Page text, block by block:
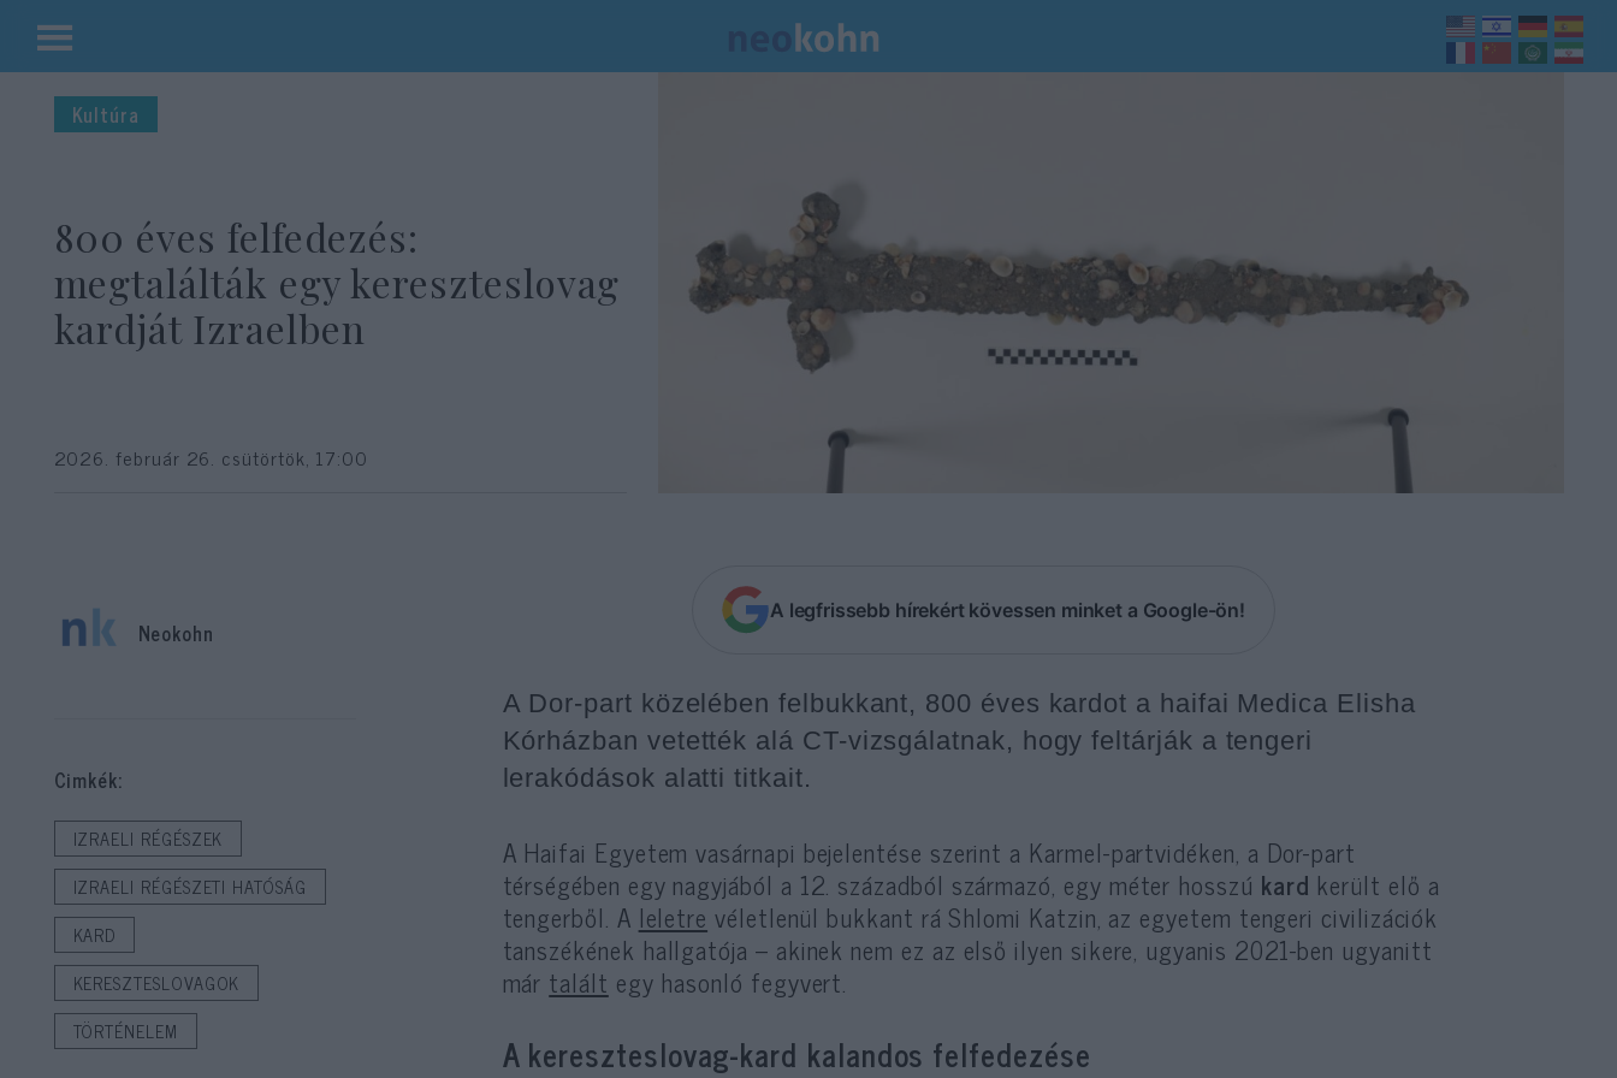
Kilépés
tartalomba
Kultúra
800 éves felfedezés:
megtalálták egy kereszteslovag
kardját Izraelben
2026. február 26. csütörtök, 17:00
A legfrissebb hírekért kövessen minket a Google-ön!
A Dor-part közelében felbukkant, 800 éves kardot a haifai Medica Elisha
Kórházban vetették alá CT-vizsgálatnak, hogy feltárják a tengeri
lerakódások alatti titkait.
A Haifai Egyetem vasárnapi bejelentése szerint a Karmel-partvidéken, a Dor-part
térségében egy nagyjából a 12. századból származó, egy méter hosszú kard került elő a
tengerből. A leletre véletlenül bukkant rá Shlomi Katzin, az egyetem tengeri civilizációk
tanszékének hallgatója – akinek nem ez az első ilyen sikere, ugyanis 2021-ben ugyanitt
már talált egy hasonló fegyvert.
A kereszteslovag-kard kalandos felfedezése
Neokohn
Cimkék:
IZRAELI RÉGÉSZEK
IZRAELI RÉGÉSZETI HATÓSÁG
KARD
KERESZTESLOVAGOK
TÖRTÉNELEM